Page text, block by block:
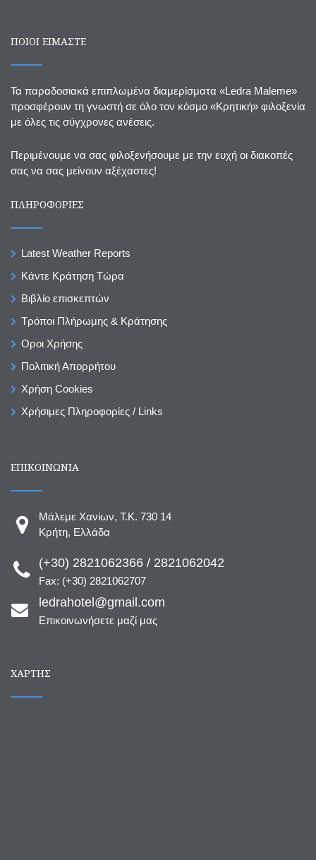
ΠΟΙΟΙ ΕΙΜΑΣΤΕ
Τα παραδοσιακά επιπλωμένα διαμερίσματα «Ledra Maleme»
προσφέρουν τη γνωστή σε όλο τον κόσμο «Κρητική» φιλοξενία
με όλες τις σύγχρονες ανέσεις.
Περιμένουμε να σας φιλοξενήσουμε με την ευχή οι διακοπές
σας να σας μείνουν αξέχαστες!
ΠΛΗΡΟΦΟΡΙΕΣ
Latest Weather Reports
Κάντε Κράτηση Τώρα
Βιβλίο επισκεπτών
Τρόποι Πλήρωμης & Κράτησης
Οροι Χρήσης
Πολιτική Απορρήτου
Χρήση Cookies
Χρήσιμες Πληροφορίες / Links
ΕΠΙΚΟΙΝΩΝΙΑ
Μάλεμε Χανίων, T.K. 730 14
Κρήτη, Ελλάδα
(+30) 2821062366 / 2821062042
Fax: (+30) 2821062707
ledrahotel@gmail.com
Επικοινωνήσετε μαζί μας
ΧΆΡΤΗΣ